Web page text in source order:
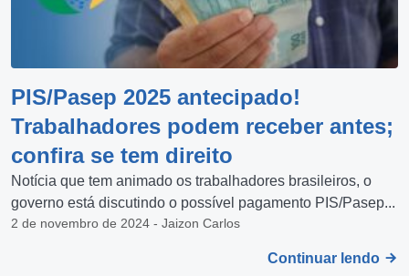
PIS/Pasep 2025 antecipado!
Trabalhadores podem receber antes;
confira se tem direito
Notícia que tem animado os trabalhadores brasileiros, o
governo está discutindo o possível pagamento PIS/Pasep...
2 de novembro de 2024 - Jaizon Carlos
Continuar lendo